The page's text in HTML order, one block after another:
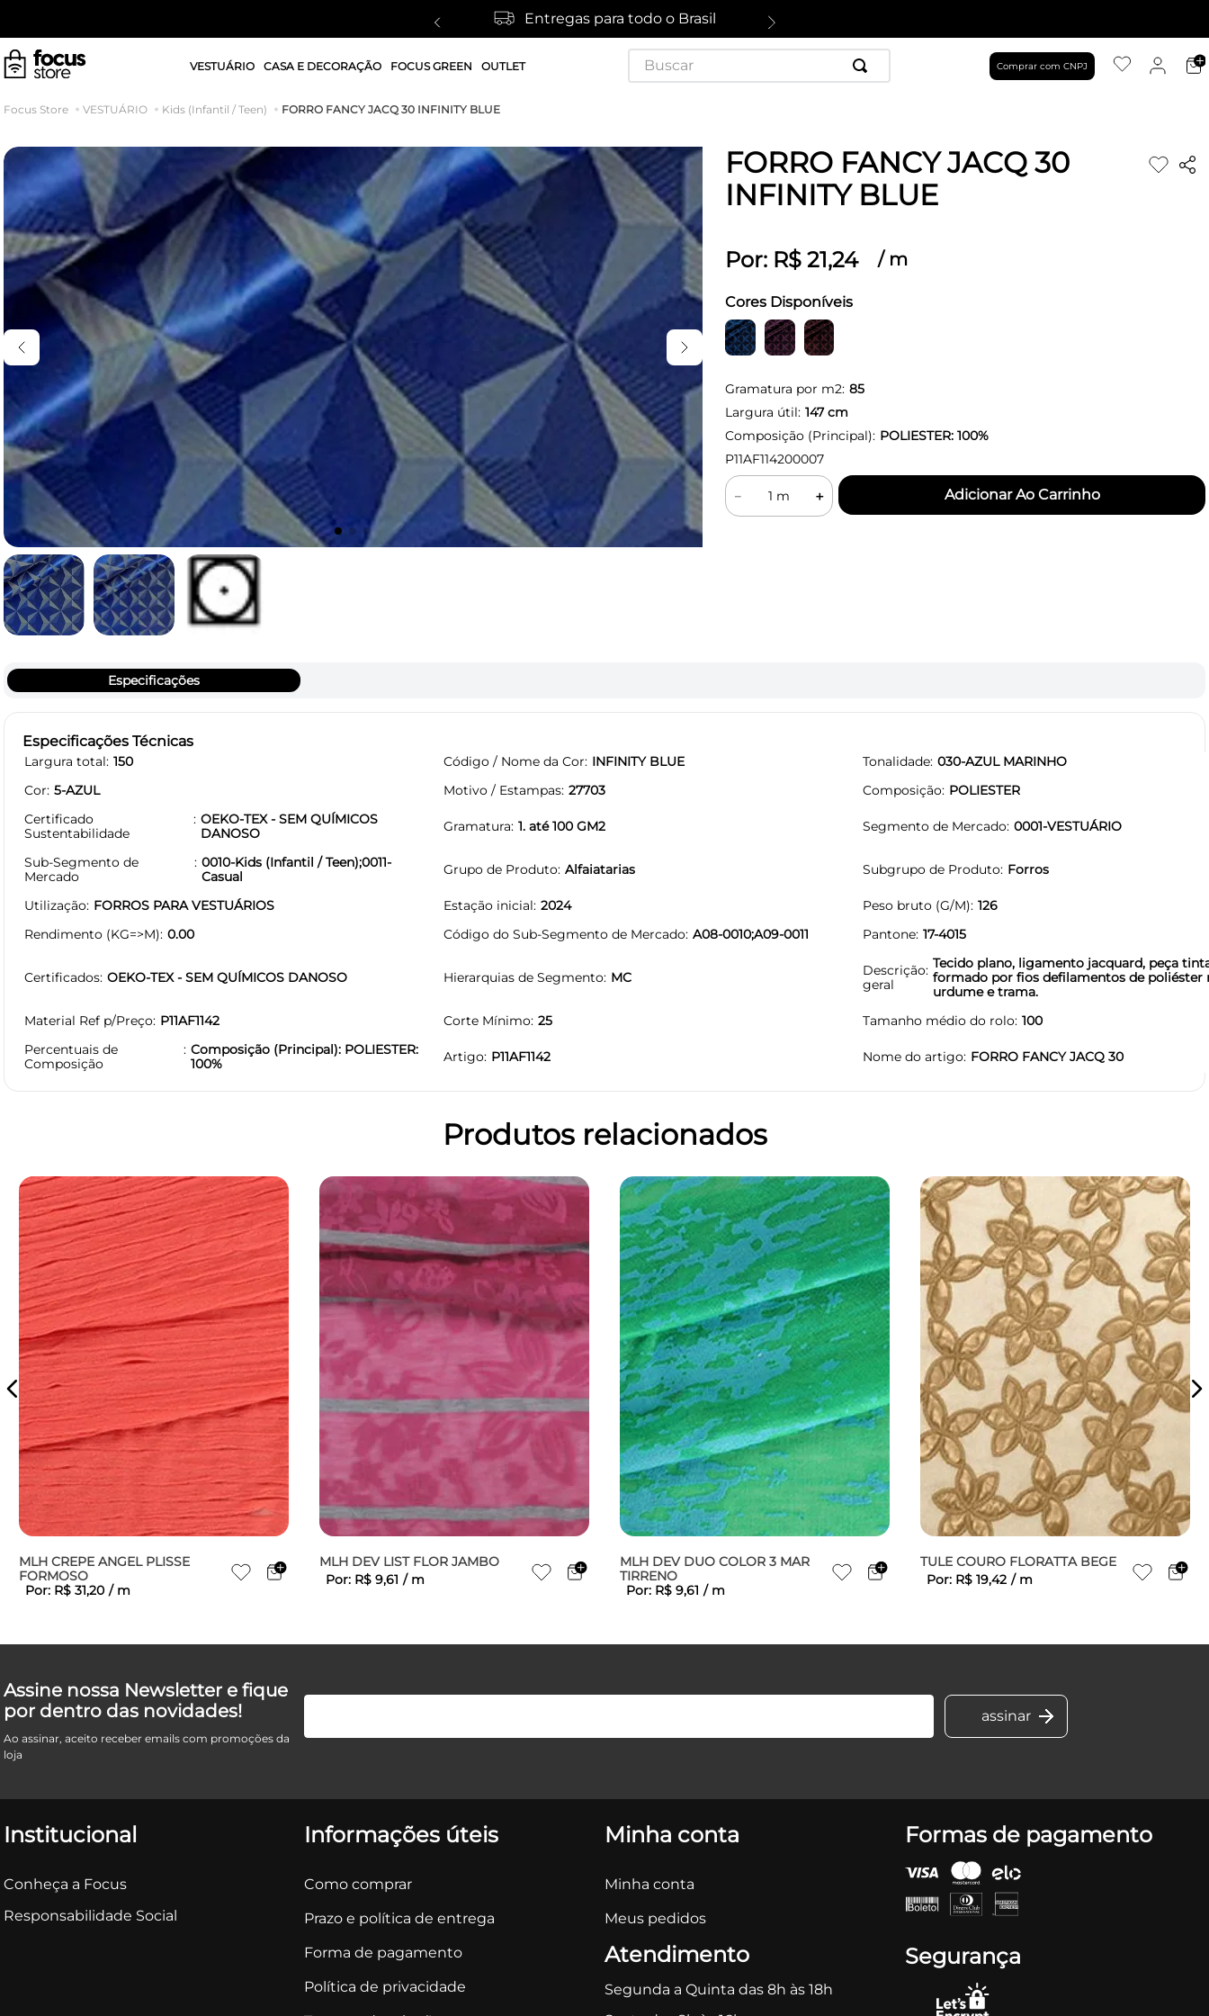
Entregas para todo o Brasil
VESTUÁRIO CASA E DECORAÇÃO FOCUS GREEN OUTLET
Buscar
Comprar com CNPJ
VESTUÁRIO Kids (Infantil / Teen) FORRO FANCY JACQ 30 INFINITY BLUE
FORRO FANCY JACQ 30
INFINITY BLUE
Por: R$ 21,24 / m
Cores Disponíveis
Gramatura por m2: 85
Largura útil: 147cm
Composição (Principal): POLIESTER: 100%
P11AF114200007
＋
－
Especificações
Especificações Técnicas
Largura total 150 Código / Nome da Cor INFINITY BLUE Tonalidade 030-AZUL MARINHO
Cor 5-AZUL Motivo / Estampas 27703 Composição POLIESTER
Certificado
Sustentabilidade
OEKO-TEX - SEM QUÍMICOS
DANOSO
Gramatura 1. até 100 GM2 Segmento de Mercado 0001-VESTUÁRIO
Sub-Segmento de
Mercado
0010-Kids (Infantil / Teen);0011-
Casual
Grupo de Produto Alfaiatarias Subgrupo de Produto Forros
Utilização FORROS PARA VESTUÁRIOS Estação inicial 2024 Peso bruto (G/M) 126
Rendimento (KG=>M) 0.00 Código do Sub-Segmento de Mercado A08-0010;A09-0011 Pantone 17-4015
Certificados OEKO-TEX - SEM QUÍMICOS DANOSO Hierarquias de Segmento MC
Descrição
geral
Tecido plano, ligamento jacquard, peça
formado por fios defilamentos de poliéster
urdume e trama.
Material Ref p/Preço P11AF1142 Corte Mínimo 25 Tamanho médio do rolo 100
Percentuais de
Composição
Composição (Principal): POLIESTER:
100%
Artigo P11AF1142 Nome do artigo FORRO FANCY JACQ 30
Produtos relacionados
MLH CREPE ANGEL PLISSE
FORMOSO
Por: R$ 31,20 / m
MLH DEV LIST FLOR JAMBO
Por: R$ 9,61 / m
MLH DEV DUO COLOR 3 MAR
TIRRENO
Por: R$ 9,61 / m
TULE COURO FLORATTA BEGE
Por: R$ 19,42 / m
Assine nossa Newsletter e fique
por dentro das novidades!
Ao assinar, aceito receber emails com promoções da
loja
Institucional
Conheça a Focus
Responsabilidade Social
Informações úteis
Como comprar
Prazo e política de entrega
Forma de pagamento
Política de privacidade
Minha conta
Minha conta
Meus pedidos
Atendimento
Segunda a Quinta das 8h às 18h
Formas de pagamento
Segurança